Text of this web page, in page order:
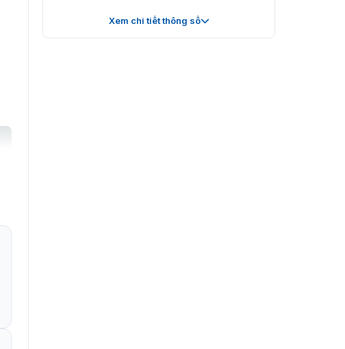
Hệ điều hành Linux
Xem chi tiết thông số